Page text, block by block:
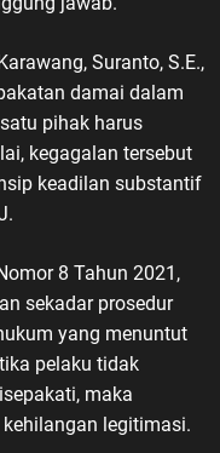
Suranto, S.E.,
damai dalam
pihak harus
kegagalan tersebut
keadilan substantif
8 Tahun 2021,
sekadar prosedur
yang menuntut
pelaku tidak
maka
legitimasi.